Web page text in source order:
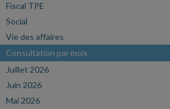
Fiscal TPE
Social
Vie des affaires
Consultation par mois
Juillet 2026
Juin 2026
Mai 2026